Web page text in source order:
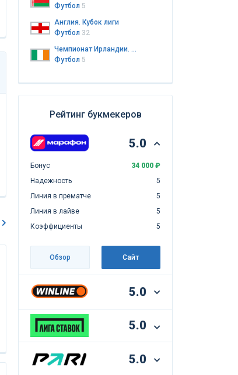
Футбол 5
Англия. Кубок лиги
Футбол 32
Чемпионат Ирландии. Первый дивизион
Футбол 5
Рейтинг букмекеров
5.0
Бонус
34 000 ₽
Надежность
5
Линия в прематче
5
Линия в лайве
5
Коэффициенты
5
Обзор Сайт
5.0
5.0
5.0